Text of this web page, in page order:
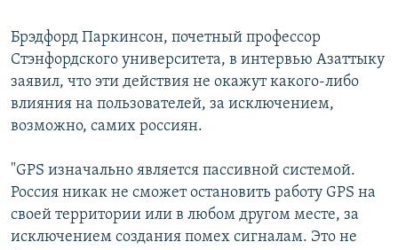
Брэдфорд Паркинсон, почетный профессор
Стэнфордского университета, в интервью Азаттыку
заявил, что эти действия не окажут какого-либо
влияния на пользователей, за исключением,
возможно, самих россиян.
"GPS изначально является пассивной системой.
Россия никак не сможет остановить работу GPS на
своей территории или в любом другом месте, за
исключением создания помех сигналам. Это не